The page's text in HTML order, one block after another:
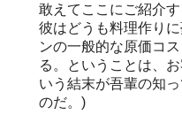
敢えてここにご紹介
彼はどうも料理作り
ンの一般的な原価コ
る。ということは、
いう結末が吾輩の知
のだ。)